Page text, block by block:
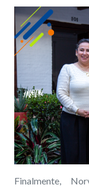
Finalmente,